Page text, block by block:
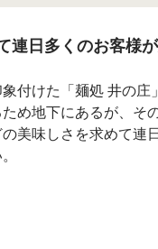
連日多くのお客様
付けた「麺処 井の
め地下にあるが、
美味しさを求めて